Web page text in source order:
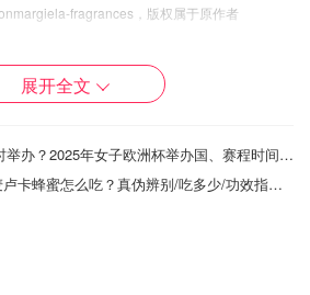
fragrances，版权属于原作者
香水的辛辣感融合得非常完美，让整
层次感。非常推荐喜欢柑橘调又期待
、胡椒
展开全文
下一场欧洲杯何时举办？2025年女子欧洲杯举办国、赛程时间、精彩回顾！
Manuka Doctor麦卢卡蜂蜜怎么吃？真伪辨别/吃多少/功效指南/食谱/最新折扣